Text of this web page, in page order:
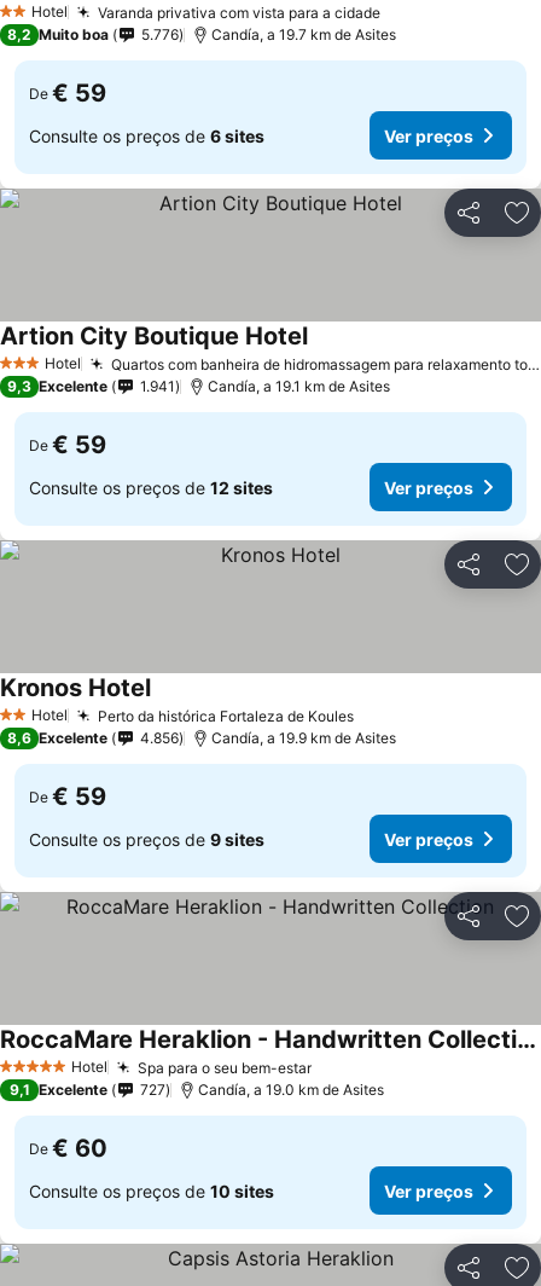
2 Estrelas
Hotel Varanda privativa com vista para a cidade
8,2 Muito boa 5.776 Candía, a 19.7 km de Asites
De € 59
Consulte os preços de 6 sites Ver preços
Partilhar
3 EstrelasHotel Quartos com banheira de hidromassagem para relaxamento total
Artion City Boutique Hotel
9,3 Excelente 1.941 Candía, a 19.1 km de Asites
De € 59
Consulte os preços de 12 sites Ver preços
Partilhar
2 Estrelas
Hotel Perto da histórica Fortaleza de Koules
Kronos Hotel
8,6 Excelente 4.856 Candía, a 19.9 km de Asites
De € 59
Consulte os preços de 9 sites Ver preços
Partilhar
5 Estrelas Hotel Spa para o seu bem-estar
RoccaMare Heraklion - Handwritten Collection
9,1 Excelente 727 Candía, a 19.0 km de Asites
De € 60
Consulte os preços de 10 sites Ver preços
Partilhar